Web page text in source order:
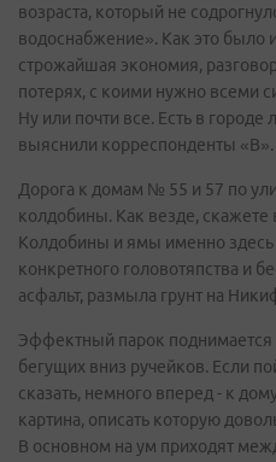
возраста, который не
водоснабжение». Как это было
строжайшая экономия,
потерях, с коими нужно всеми
Ну или почти все. Есть в
выяснили корреспонденты «В».
Дорога к домам № 55 и 57 по
колдобины. Как везде, скажете
Колдобины и ямы именно здесь
конкретного головотяпства и
асфальт, размыла грунт на
Эффектный парок поднимается
бегущих вниз ручейков. Если
сказать, немного вперед - к
картина, описать которую
В основном на ум приходят